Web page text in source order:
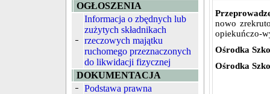
OGŁOSZENIA
Informacja o zbędnych lub
zużytych składnikach
rzeczowych majątku
ruchomego przeznaczonych
do likwidacji fizycznej
DOKUMENTACJA
Podstawa prawna
nowo
opiekuńczo-
Ośrodka
Ośrodka